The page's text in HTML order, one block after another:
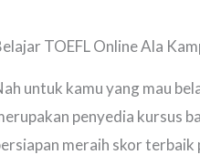
TOEFL Online Ala
untuk kamu yang mau
penyedia kursus
meraih skor terbaik